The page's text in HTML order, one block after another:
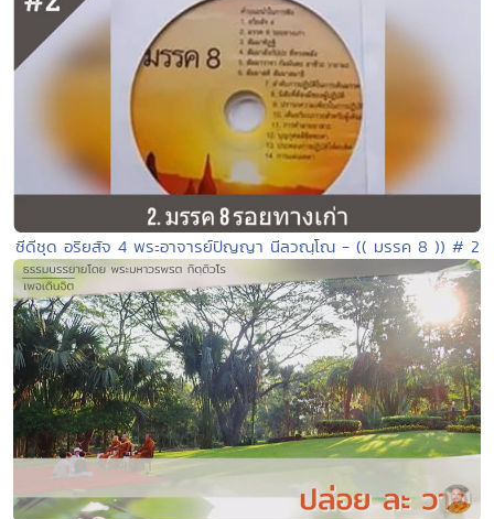
ซีดีชุด อริยสัจ 4 พระอาจารย์ปัญญา นีลวณฺโณ - (( มรรค 8 )) # 2